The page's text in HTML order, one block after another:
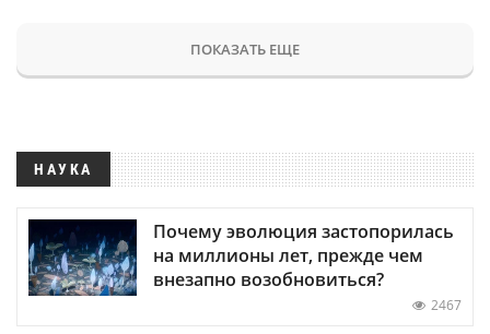
ПОКАЗАТЬ ЕЩЕ
НАУКА
Почему эволюция застопорилась
на миллионы лет, прежде чем
внезапно возобновиться?
2467